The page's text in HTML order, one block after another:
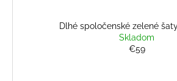
Dlhé spoločenské zelené
Skladom
€59